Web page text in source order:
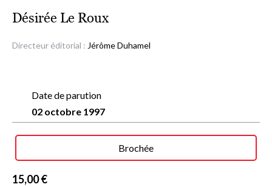
Désirée Le Roux
Directeur éditorial : Jérôme Duhamel
Date de parution
02 octobre 1997
Brochée
15,00 €